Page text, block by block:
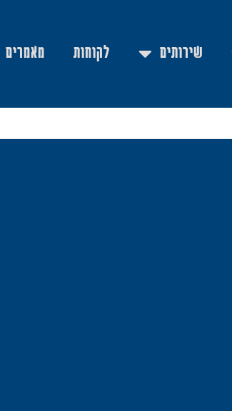
שירותים לקוחות מאמרים